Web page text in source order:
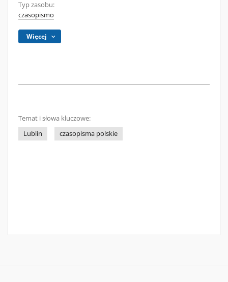
Typ zasobu:
czasopismo
Więcej
Temat i słowa kluczowe:
Lublin
czasopisma polskie